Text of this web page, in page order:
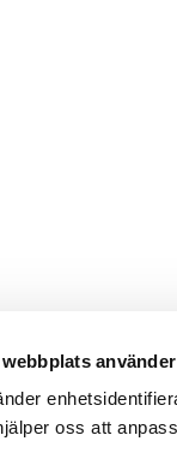
webbplats
oss att